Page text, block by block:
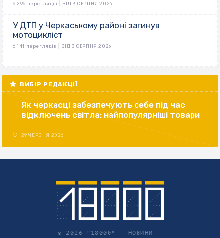
6 296 переглядів ВІД 3 СЕРПНЯ 2026
У ДТП у Черкаському районі загинув
мотоцикліст
6 141 переглядів ВІД 3 СЕРПНЯ 2026
ВИБІР РЕДАКЦІЇ
Як черкасці забезпечують себе під час
відключень світла: найпопулярніші товари
29 ЧЕРВНЯ 2026
© 2026 "18000" – НОВИНИ